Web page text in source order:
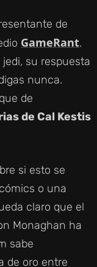
de
GameRant.
su respuesta
nunca.
de
de Cal Kestis
si esto se
o una
claro que el
Monaghan ha
sabe
de oro entre